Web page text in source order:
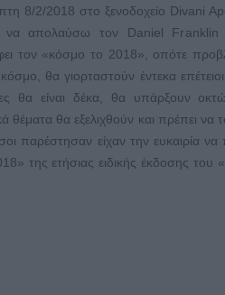
8/2/2018 στο ξενοδοχείο Divani
να απολαύσω τον Daniel
τον «κόσμο το 2018», οπότε
θα γιορταστούν έντεκα
θα είναι δέκα, θα υπάρξουν
θέματα θα εξελιχθούν και πρέπει
παρέστησαν είχαν την ευκαιρία
της ετήσιας ειδικής έκδοσης του